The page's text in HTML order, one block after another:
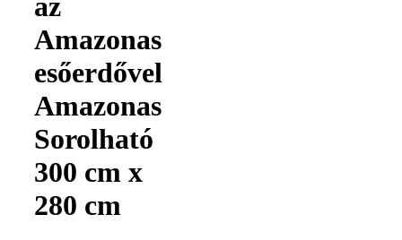
Amazonas
esőerdővel
Amazonas
Sorolható
300 cm x
280 cm